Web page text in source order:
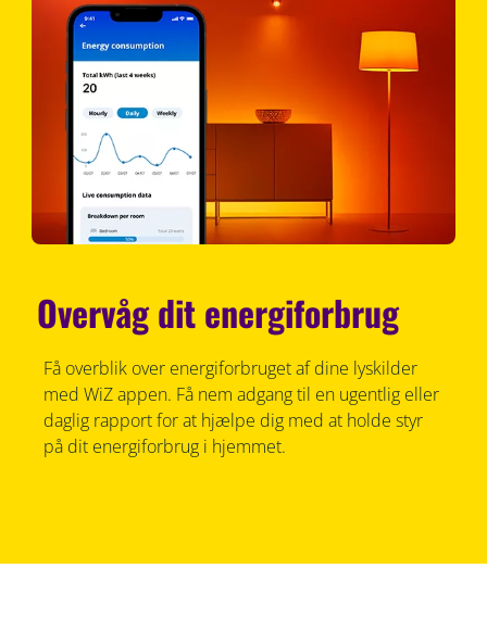
Overvåg dit energiforbrug
Få overblik over energiforbruget af dine lyskilder
med WiZ appen. Få nem adgang til en ugentlig eller
daglig rapport for at hjælpe dig med at holde styr
på dit energiforbrug i hjemmet.